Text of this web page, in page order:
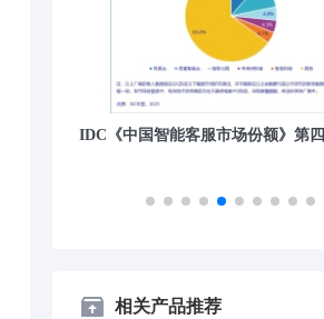
沙丘社区《2024中国大模型先锋案例
相关产品推荐